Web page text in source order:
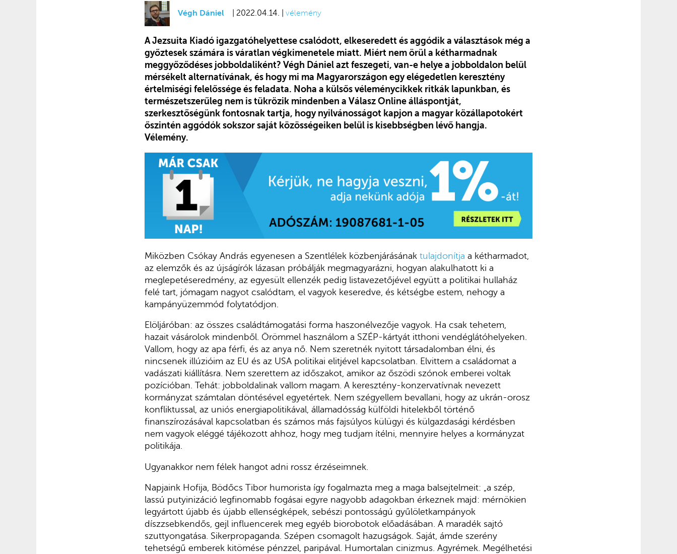
Végh Dániel | 2022.04.14. | vélemény
A Jezsuita Kiadó igazgatóhelyettese csalódott, elkeseredett és aggódik a választások még a
győztesek számára is váratlan végkimenetele miatt. Miért nem örül a kétharmadnak
meggyőződéses jobboldaliként? Végh Dániel azt feszegeti, van-e helye a jobboldalon belül
mérsékelt alternatívának, és hogy mi ma Magyarországon egy elégedetlen keresztény
értelmiségi felelőssége és feladata. Noha a külsős véleménycikkek ritkák lapunkban, és
természetszerűleg nem is tükrözik mindenben a Válasz Online álláspontját,
szerkesztőségünk fontosnak tartja, hogy nyilvánosságot kapjon a magyar közállapotokért
őszintén aggódók sokszor saját közösségeiken belül is kisebbségben lévő hangja.
Vélemény.
Miközben Csókay András egyenesen a Szentlélek közbenjárásának tulajdonítja a kétharmadot,
az elemzők és az újságírók lázasan próbálják megmagyarázni, hogyan alakulhatott ki a
meglepetéseredmény, az egyesült ellenzék pedig listavezetőjével együtt a politikai hullaház
felé tart, jómagam nagyot csalódtam, el vagyok keseredve, és kétségbe estem, nehogy a
kampányüzemmód folytatódjon.
Elöljáróban: az összes családtámogatási forma haszonélvezője vagyok. Ha csak tehetem,
hazait vásárolok mindenből. Örömmel használom a SZÉP-kártyát itthoni vendéglátóhelyeken.
Vallom, hogy az apa férfi, és az anya nő. Nem szeretnék nyitott társadalomban élni, és
nincsenek illúzióim az EU és az USA politikai elitjével kapcsolatban. Elvittem a családomat a
vadászati kiállításra. Nem szerettem az időszakot, amikor az őszödi szónok emberei voltak
pozícióban. Tehát: jobboldalinak vallom magam. A keresztény-konzervatívnak nevezett
kormányzat számtalan döntésével egyetértek. Nem szégyellem bevallani, hogy az ukrán-orosz
konfliktussal, az uniós energiapolitikával, államadósság külföldi hitelekből történő
finanszírozásával kapcsolatban és számos más fajsúlyos külügyi és külgazdasági kérdésben
nem vagyok eléggé tájékozott ahhoz, hogy meg tudjam ítélni, mennyire helyes a kormányzat
politikája.
Ugyanakkor nem félek hangot adni rossz érzéseimnek.
Napjaink Hofija, Bödőcs Tibor humorista így fogalmazta meg a maga balsejtelmeit: „a szép,
lassú putyinizáció legfinomabb fogásai egyre nagyobb adagokban érkeznek majd: mérnökien
legyártott újabb és újabb ellenségképek, sebészi pontosságú gyűlöletkampányok
díszzsebkendős, gejl influencerek meg egyéb biorobotok előadásában. A maradék sajtó
szuttyongatása. Sikerpropaganda. Szépen csomagolt hazugságok. Saját, ámde szerény
tehetségű emberek kitömése pénzzel, paripával. Humortalan cinizmus. Agyrémek. Megélhetési